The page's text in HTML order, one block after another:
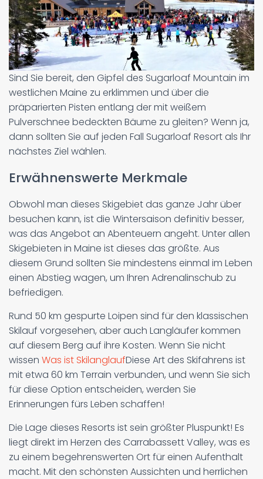
Sind Sie bereit, den Gipfel des Sugarloaf Mountain im
westlichen Maine zu erklimmen und über die
präparierten Pisten entlang der mit weißem
Pulverschnee bedeckten Bäume zu gleiten? Wenn ja,
dann sollten Sie auf jeden Fall Sugarloaf Resort als Ihr
nächstes Ziel wählen.
Erwähnenswerte Merkmale
Obwohl man dieses Skigebiet das ganze Jahr über
besuchen kann, ist die Wintersaison definitiv besser,
was das Angebot an Abenteuern angeht. Unter allen
Skigebieten in Maine ist dieses das größte. Aus
diesem Grund sollten Sie mindestens einmal im Leben
einen Abstieg wagen, um Ihren Adrenalinschub zu
befriedigen.
Rund 50 km gespurte Loipen sind für den klassischen
Skilauf vorgesehen, aber auch Langläufer kommen
auf diesem Berg auf ihre Kosten. Wenn Sie nicht
wissen Was ist SkilanglaufDiese Art des Skifahrens ist
mit etwa 60 km Terrain verbunden, und wenn Sie sich
für diese Option entscheiden, werden Sie
Erinnerungen fürs Leben schaffen!
Die Lage dieses Resorts ist sein größter Pluspunkt! Es
liegt direkt im Herzen des Carrabassett Valley, was es
zu einem begehrenswerten Ort für einen Aufenthalt
macht. Mit den schönsten Aussichten und herrlichen